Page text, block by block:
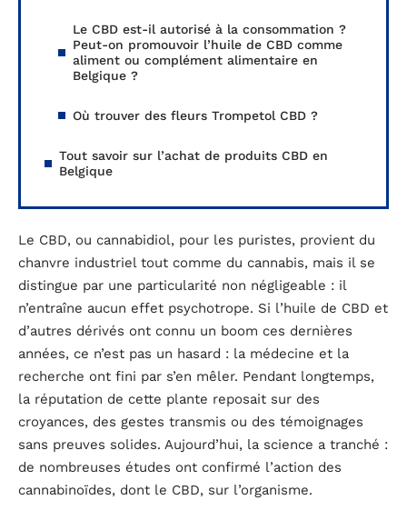
Le CBD est-il autorisé à la consommation ?
Peut-on promouvoir l’huile de CBD comme
aliment ou complément alimentaire en
Belgique ?
Où trouver des fleurs Trompetol CBD ?
Tout savoir sur l’achat de produits CBD en
Belgique
Le CBD, ou cannabidiol, pour les puristes, provient du
chanvre industriel tout comme du cannabis, mais il se
distingue par une particularité non négligeable : il
n’entraîne aucun effet psychotrope. Si l’huile de CBD et
d’autres dérivés ont connu un boom ces dernières
années, ce n’est pas un hasard : la médecine et la
recherche ont fini par s’en mêler. Pendant longtemps,
la réputation de cette plante reposait sur des
croyances, des gestes transmis ou des témoignages
sans preuves solides. Aujourd’hui, la science a tranché :
de nombreuses études ont confirmé l’action des
cannabinoïdes, dont le CBD, sur l’organisme.